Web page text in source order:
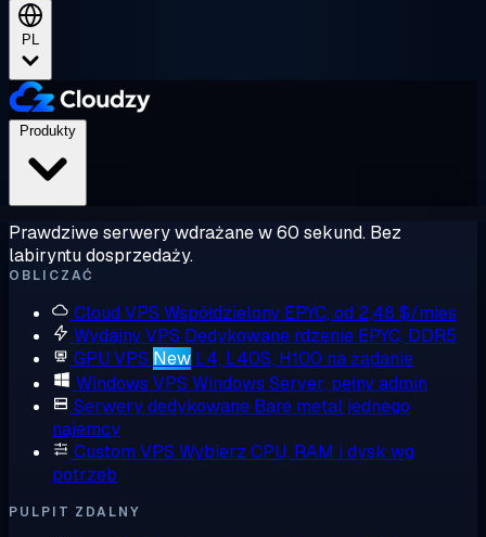
PL
Prawdziwe serwery wdrażane w 60 sekund. Bez
labiryntu dosprzedaży.
OBLICZAĆ
Cloud VPS Współdzielony EPYC, od 2,48 $/mies
Wydajny VPS Dedykowane rdzenie EPYC, DDR5
GPU VPS New L4, L40S, H100 na żądanie
Windows VPS Windows Server, pełny admin
Serwery dedykowane Bare metal jednego
najemcy
Custom VPS Wybierz CPU, RAM i dysk wg
potrzeb
PULPIT ZDALNY